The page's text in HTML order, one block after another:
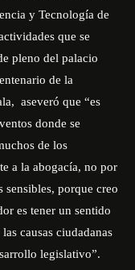
y Tecnología de
que se
pleno del palacio
de la
aseveró que “es
donde se
de los
a la abogacía, no por
sensibles, porque creo
es tener un sentido
causas ciudadanas
legislativo”.